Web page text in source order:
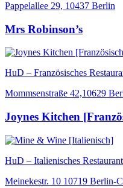
Pappelallee 29, 10437 Berlin
Mrs Robinson’s
HuD – Französisches
Mommsenstraße 42,10629
Joynes Kitchen
HuD – Italienisches
Meinekestr. 10 10719 Berlin-